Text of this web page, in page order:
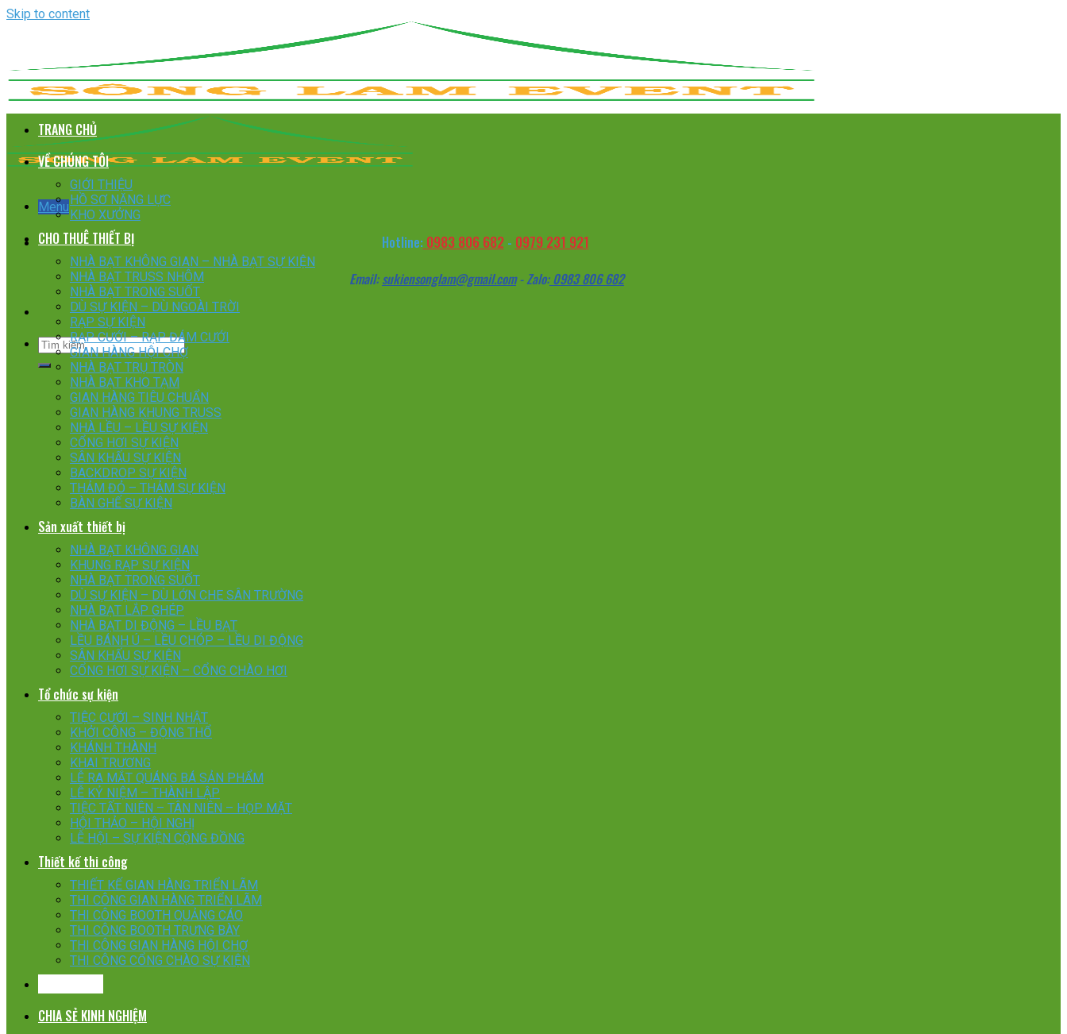
Skip to content
Menu
Hotline:0983 806 682- 0979 231 921
Email:sukiensonglam@gmail.com- Zalo:0983 806 682
TRANG CHỦ
VỀ CHÚNG TÔI
GIỚI THIỆU
HỒ SƠ NĂNG LỰC
KHO XƯỞNG
CHO THUÊ THIẾT BỊ
NHÀ BẠT KHÔNG GIAN – NHÀ BẠT SỰ KIỆN
NHÀ BẠT TRUSS NHÔM
NHÀ BẠT TRONG SUỐT
DÙ SỰ KIỆN – DÙ NGOÀI TRỜI
RẠP SỰ KIỆN
RẠP CƯỚI – RẠP ĐÁM CƯỚI
GIAN HÀNG HỘI CHỢ
NHÀ BẠT TRỤ TRÒN
NHÀ BẠT KHO TẠM
GIAN HÀNG TIÊU CHUẨN
GIAN HÀNG KHUNG TRUSS
NHÀ LỀU – LỀU SỰ KIỆN
CỔNG HƠI SỰ KIỆN
SÂN KHẤU SỰ KIỆN
BACKDROP SỰ KIỆN
THẢM ĐỎ – THẢM SỰ KIỆN
BÀN GHẾ SỰ KIỆN
Sản xuất thiết bị
NHÀ BẠT KHÔNG GIAN
KHUNG RẠP SỰ KIỆN
NHÀ BẠT TRONG SUỐT
DÙ SỰ KIỆN – DÙ LỚN CHE SÂN TRƯỜNG
NHÀ BẠT LẮP GHÉP
NHÀ BẠT DI ĐỘNG – LỀU BẠT
LỀU BÁNH Ú – LỀU CHÓP – LỀU DI ĐỘNG
SÂN KHẤU SỰ KIỆN
CỔNG HƠI SỰ KIỆN – CỔNG CHÀO HƠI
Tổ chức sự kiện
TIỆC CƯỚI – SINH NHẬT
KHỞI CÔNG – ĐỘNG THỔ
KHÁNH THÀNH
KHAI TRƯƠNG
LỄ RA MẮT QUÁNG BÁ SẢN PHẨM
LỄ KỶ NIỆM – THÀNH LẬP
TIỆC TẤT NIÊN – TÂN NIÊN – HỌP MẶT
HỘI THẢO – HỘI NGHỊ
LỄ HỘI – SỰ KIỆN CỘNG ĐỒNG
Thiết kế thi công
THIẾT KẾ GIAN HÀNG TRIỂN LÃM
THI CÔNG GIAN HÀNG TRIỂN LÃM
THI CÔNG BOOTH QUẢNG CÁO
THI CÔNG BOOTH TRƯNG BÀY
THI CÔNG GIAN HÀNG HỘI CHỢ
THI CÔNG CỔNG CHÀO SỰ KIỆN
CHIA SẺ KINH NGHIỆM